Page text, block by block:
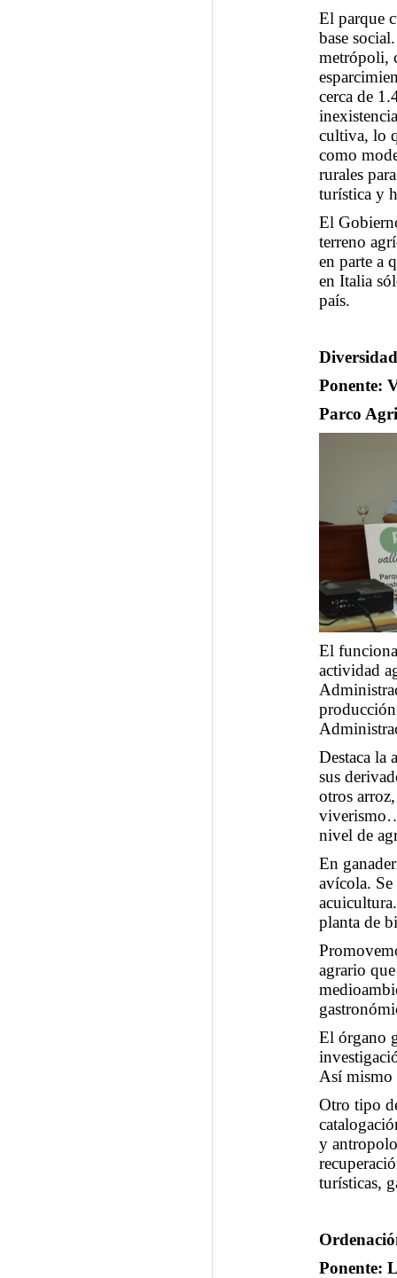
El parque
base
metrópoli,
cerca de
cultiva, lo
como
rurales
turística y
El
terreno
en parte a
en Italia
país.
Ponente:
Parco
El
actividad
Destaca la
sus
otros
nivel de
En
avícola.
planta de
agrario
El órgano
Así mismo
Otro tipo
y
turísticas,
Ponente: